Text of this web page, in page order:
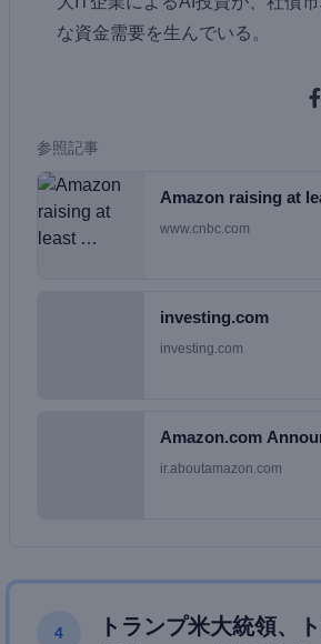
な資金需要を生んでいる。
参照記事
Amazon raising at
www.cnbc.com
investing.com
investing.com
Amazon.com
ir.aboutamazon.com
4
トランプ米大統領、